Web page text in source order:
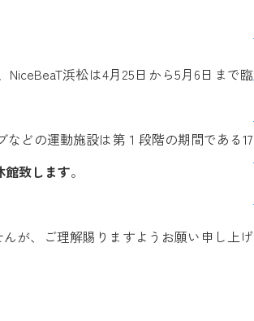
浜松は4月25日から5月6日まで臨
どの運動施設は第１段階の期間である17
館致します。
が、ご理解賜りますようお願い申し上げ